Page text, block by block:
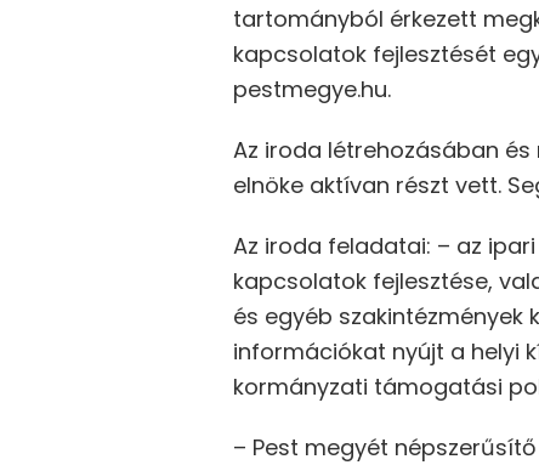
tartományból érkezett
kapcsolatok fejlesztését
pestmegye.hu.
Az iroda létrehozásában
elnöke aktívan részt vett.
Az iroda feladatai: – az
kapcsolatok fejlesztése,
és egyéb
információkat nyújt a helyi
kormányzati támogatási
– Pest megyét